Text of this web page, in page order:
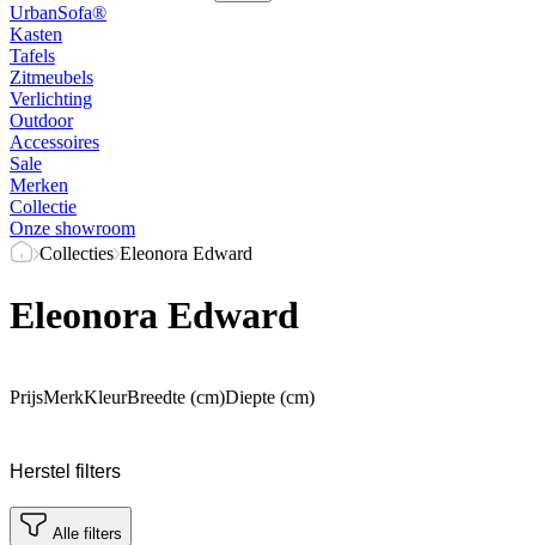
UrbanSofa®
Kasten
Tafels
Zitmeubels
Verlichting
Outdoor
Accessoires
Sale
Merken
Collectie
Onze showroom
Collecties Eleonora Edward
Eleonora Edward
PrijsMerkKleurBreedte (cm)Diepte (cm)
Herstel filters
Alle filters